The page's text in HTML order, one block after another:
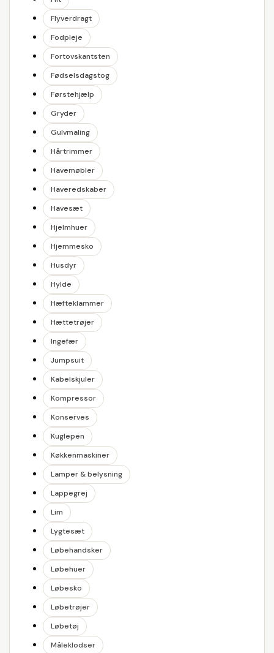
Flyverdragt
Fodpleje
Fortovskantsten
Fødselsdagstog
Førstehjælp
Gryder
Gulvmaling
Hårtrimmer
Havemøbler
Haveredskaber
Havesæt
Hjelmhuer
Hjemmesko
Husdyr
Hylde
Hæfteklammer
Hættetrøjer
Ingefær
Jumpsuit
Kabelskjuler
Kompressor
Konserves
Kuglepen
Køkkenmaskiner
Lamper & belysning
Lappegrej
Lim
Lygtesæt
Løbehandsker
Løbehuer
Løbesko
Løbetrøjer
Løbetøj
Måleklodser